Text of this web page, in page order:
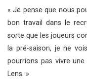
« Je pense que nous
bon travail dans le
sorte que les joueurs
la pré-saison, je ne
pourrions pas vivre
Lens. »